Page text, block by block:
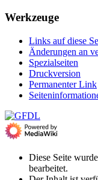
Werkzeuge
Links auf diese
Änderungen an
Spezialseiten
Druckversion
Permanenter Link
Diese Seite
bearbeitet.